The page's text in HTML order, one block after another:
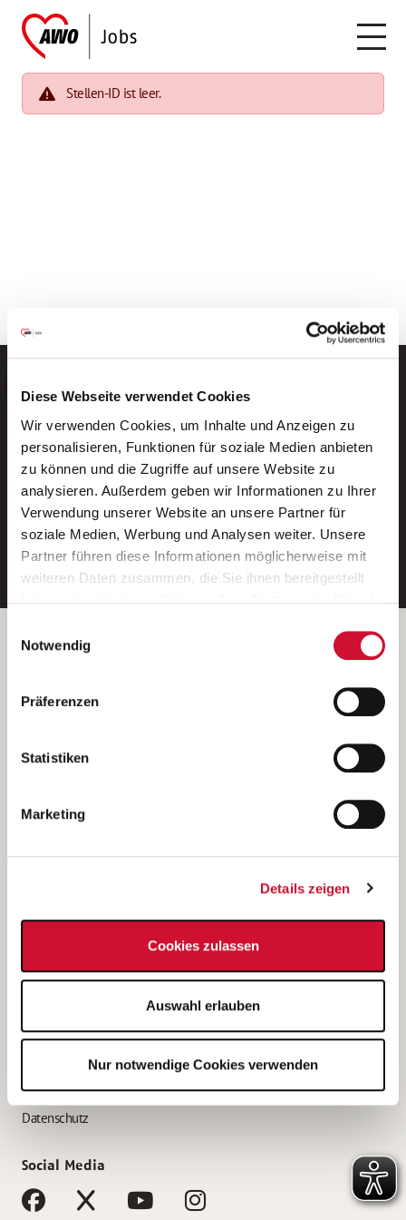
Diese Webseite verwendet Cookies
Wir verwenden Cookies, um Inhalte und Anzeigen zu
personalisieren, Funktionen für soziale Medien anbieten
zu können und die Zugriffe auf unsere Website zu
analysieren. Außerdem geben wir Informationen zu Ihrer
Verwendung unserer Website an unsere Partner für
soziale Medien, Werbung und Analysen weiter. Unsere
Partner führen diese Informationen möglicherweise mit
weiteren Daten zusammen, die Sie ihnen bereitgestellt
Wenn Sie auf „Cookies zulassen“ klicken, so stimmen
Sie der Speicherung sämtlicher Cookies zu. Sie können
Ihre Einwilligung selbstverständlich jederzeit widerrufen,
indem Sie die Cookie-Einstellungen aufrufen und diese
unsererDatenschutzerklärung
Notwendig
Präferenzen
Statistiken
Marketing
Details zeigen
Cookies zulassen
Auswahl erlauben
Nur notwendige Cookies verwenden
Stellen-ID ist leer.
Neue Stellen per E-Mail.
Ein kostenloser Service von AWO
Jobs.
E-Mail-Adresse eintragen
Betreiber der Webseite
Kantstraße 45a
(Ein Tochterunternehmen des AWO Bezirksverbandes Unterfranken
e.V.)
Bewerbung als Altenpflegehelfer*in
Bewerbung als Erzieher*in
AWO Gliederungen nach Bundesland
Impressum
Datenschutz
Social Media